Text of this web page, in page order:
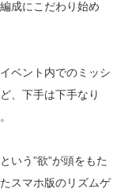
成にこだわり始め
ベント内でのミッシ
、下手は下手なり
いう”欲”が頭をもた
スマホ版のリズムゲ